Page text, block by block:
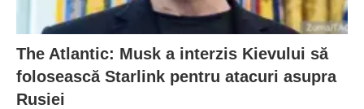
The Atlantic: Musk a interzis Kievului să
folosească Starlink pentru atacuri asupra
Rusiei